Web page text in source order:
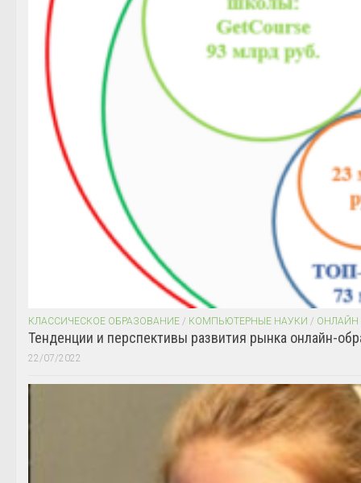
КЛАССИЧЕСКОЕ ОБРАЗОВАНИЕ / КОМПЬЮТЕРНЫЕ НАУКИ / ОНЛАЙН
Тенденции и перспективы развития рынка онлайн-
22/07/2022